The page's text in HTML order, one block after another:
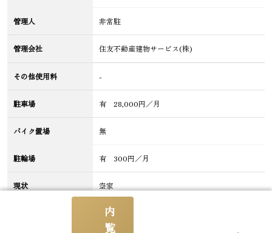
管理人 非常駐
管理会社 住友不動産建物サービス(株)
その他使用料 -
駐車場 有 28,000円／月
バイク置場 無
駐輪場 有 300円／月
現状 空家
内
覧